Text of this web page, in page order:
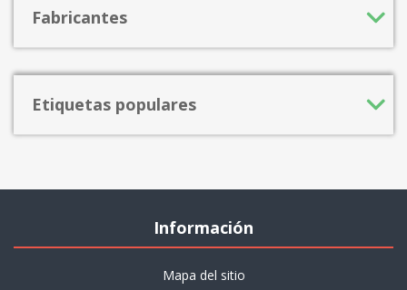
Fabricantes
Etiquetas populares
Información
Mapa del sitio